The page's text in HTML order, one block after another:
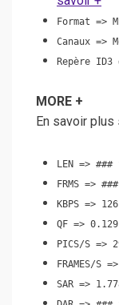
Format =>
Canaux =>
Repère ID3
MORE +
En savoir
LEN => ###
FRMS => ###
KBPS =>
QF => 0.129
PICS/S =>
FRAMES/S
SAR =>